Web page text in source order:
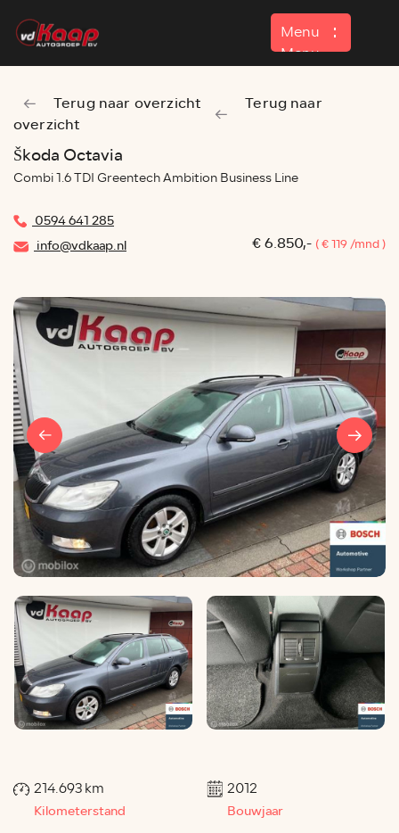
Menu
Menu
Home
Aanbod
Contact
Terug naar overzicht
Terug naar
overzicht
Škoda Octavia
Combi 1.6 TDI Greentech Ambition Business Line
0594 641 285
info@vdkaap.nl
€ 6.850,- ( € 119 /mnd )
214.693 km
Kilometerstand
2012
Bouwjaar